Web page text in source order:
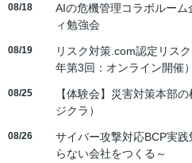
08/18
AIの危機管理コラボルー
ィ勉強会
08/19
リスク対策.com認定リス
年第3回：オンライン開催）
08/25
【体験会】災害対策本部
ジクラ）
08/26
サイバー攻撃対応BCP実
らない会社をつくる～